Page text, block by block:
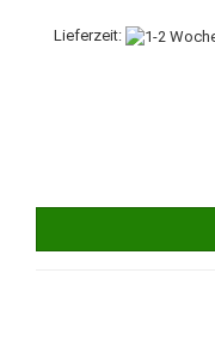
Lieferzeit: